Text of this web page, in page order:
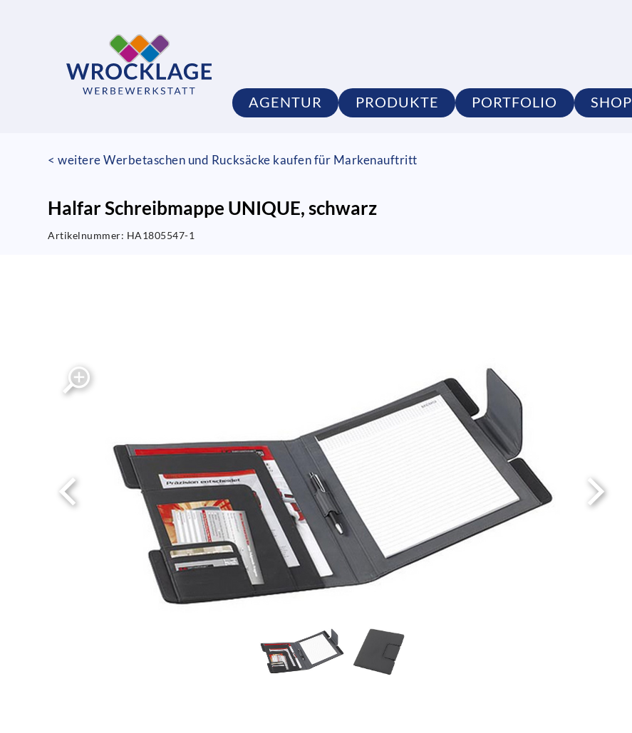
AGENTUR PRODUKTE PORTFOLIO SHOP
< weitere Werbetaschen und Rucksäcke kaufen für Markenauftritt
Halfar Schreibmappe UNIQUE, schwarz
Artikelnummer: HA1805547-1